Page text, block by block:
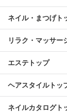
ネイル・まつげト
リラク・マッサー
エステトップ
ヘアスタイルトッ
ネイルカタログト